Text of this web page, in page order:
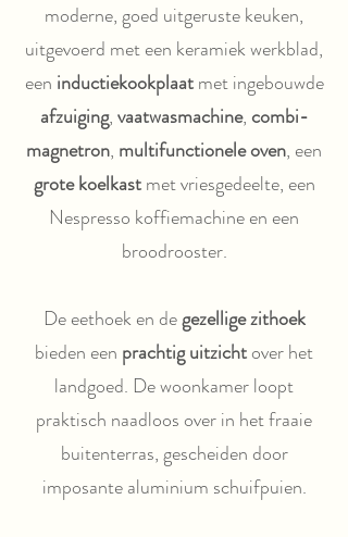
moderne, goed uitgeruste keuken,
uitgevoerd met een keramiek werkblad,
een inductiekookplaatmet ingebouwde
afzuiging,vaatwasmachine, combi-
magnetron, multifunctionele oven, een
grote koelkastmet vriesgedeelte, een
Nespresso koffiemachine en een
broodrooster.
De eethoek en degezellige zithoek
bieden een prachtig uitzichtover het
landgoed. De woonkamer loopt
praktisch naadloos over in het fraaie
buitenterras, gescheiden door
imposante aluminium schuifpuien.